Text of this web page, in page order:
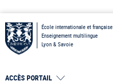
École internationale et française
Enseignement multilingue
Lyon & Savoie
ACCÈS PORTAIL